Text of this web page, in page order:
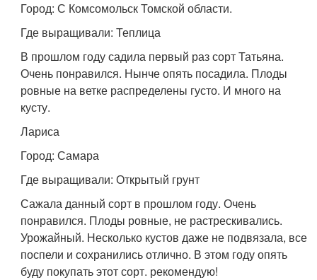
Город: С Комсомольск Томской области.
Где выращивали: Теплица
В прошлом году садила первый раз сорт Татьяна.
Очень понравился. Нынче опять посадила. Плоды
ровные на ветке распределены густо. И много на
кусту.
Лариса
Город: Самара
Где выращивали: Открытый грунт
Сажала данный сорт в прошлом году. Очень
понравился. Плоды ровные, не растрескивались.
Урожайный. Несколько кустов даже не подвязала, все
поспели и сохранились отлично. В этом году опять
буду покупать этот сорт. рекомендую!